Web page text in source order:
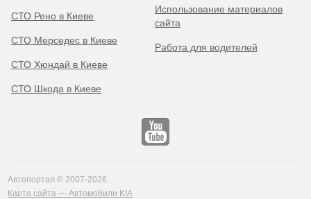
СТО Рено в Киеве
СТО Мерседес в Киеве
СТО Хюндай в Киеве
СТО Шкода в Киеве
Использование материалов
сайта
Работа для водителей
Автопортал © 2007-2026
Карта сайта — Автомобили KIA